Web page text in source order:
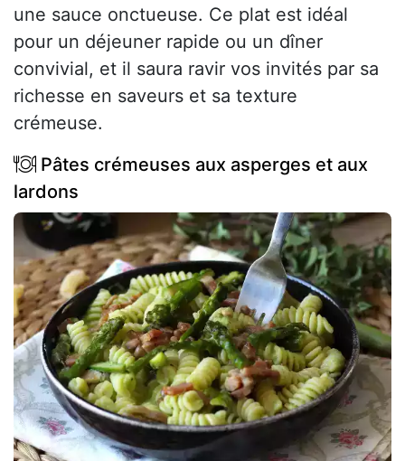
une sauce onctueuse. Ce plat est idéal
pour un déjeuner rapide ou un dîner
convivial, et il saura ravir vos invités par sa
richesse en saveurs et sa texture
crémeuse.
Pâtes crémeuses aux asperges et aux
lardons